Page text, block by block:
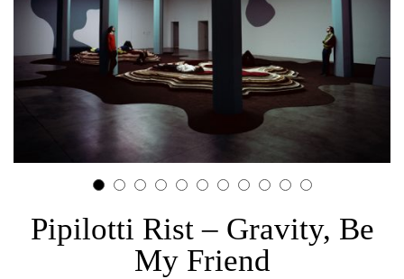
Pipilotti Rist – Gravity, Be
My Friend